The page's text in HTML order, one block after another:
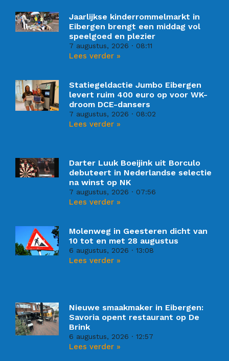
Jaarlijkse kinderrommelmarkt in
Eibergen brengt een middag vol
speelgoed en plezier
7 augustus, 2026 08:11
Lees verder »
Statiegeldactie Jumbo Eibergen
levert ruim 400 euro op voor WK-
droom DCE-dansers
7 augustus, 2026 08:02
Lees verder »
Darter Luuk Boeijink uit Borculo
debuteert in Nederlandse selectie
na winst op NK
7 augustus, 2026 07:56
Lees verder »
Molenweg in Geesteren dicht van
10 tot en met 28 augustus
6 augustus, 2026 13:08
Lees verder »
Nieuwe smaakmaker in Eibergen:
Savoria opent restaurant op De
Brink
6 augustus, 2026 12:57
Lees verder »